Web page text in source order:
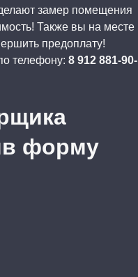
замер помещения
Также вы на месте
предоплату!
телефону: 8 912 881-90-
форму